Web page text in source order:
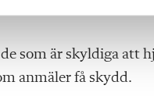
som är skyldiga att
anmäler få skydd.